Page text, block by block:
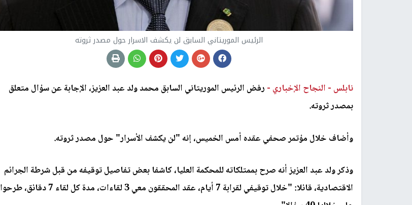
الرئيس الموريتاني السابق لن يكشف الاسرار حول مصدر ثروته
نابلس - النجاح الإخباري - رفض الرئيس الموريتاني السابق محمد ولد عبد العزيز، الإجابة عن سؤال متعلق
بمصدر ثروته.
وأضاف خلال مؤتمر صحفي عقده أمس الخميس، إنه "لن يكشف الأسرار" حول مصدر ثروته.
وذكر ولد عبد العزيز أنه صرح بممتلكاته للمحكمة العليا، كاشفا بعض تفاصيل توقيفه من قبل شرطة الجرائم
الاقتصادية، قائلا: "خلال توقيفي لقرابة 7 أيام، عقد المحققون معي 3 لقاءات، مدة كل لقاء 7 دقائق، طرحوا